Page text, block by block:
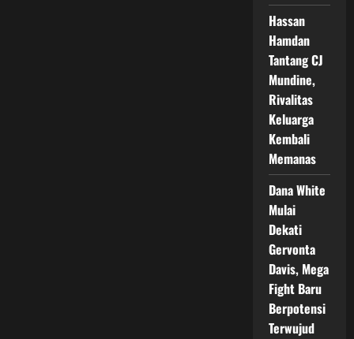
Hassan
Hamdan
Tantang CJ
Mundine,
Rivalitas
Keluarga
Kembali
Memanas
Dana White
Mulai
Dekati
Gervonta
Davis, Mega
Fight Baru
Berpotensi
Terwujud